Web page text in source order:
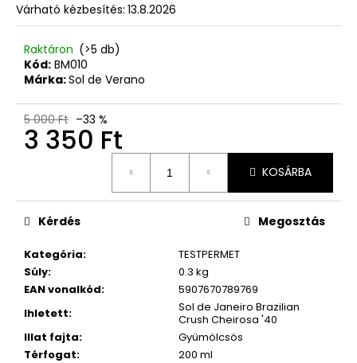
Várható kézbesítés: 13.8.2026
Raktáron (>5 db)
Kód: BM010
Márka:Sol de Verano
5 000 Ft –33 %
3 350 Ft
KOSÁRBA
Kategória:
TESTPERMET
Súly:
0.3 kg
EAN vonalkód:
5907670789769
Ihletett:
Sol de Janeiro Brazilian
Crush Cheirosa '40
Illat fajta:
Gyümölcsös
Térfogat:
200 ml
Kérdés Megosztás